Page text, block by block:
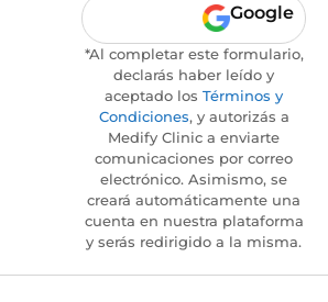
Google
*Al completar este formulario,
declarás haber leído y
aceptado los Términos y
Condiciones, y autorizás a
Medify Clinic a enviarte
comunicaciones por correo
electrónico. Asimismo, se
creará automáticamente una
cuenta en nuestra plataforma
y serás redirigido a la misma.